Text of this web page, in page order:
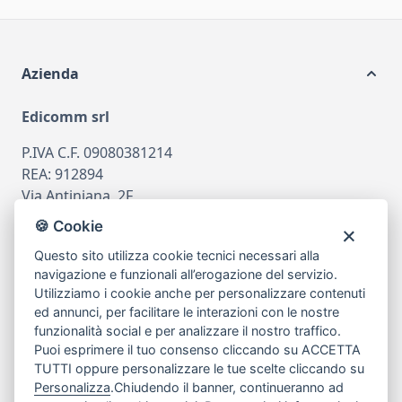
Azienda
Edicomm srl
P.IVA C.F. 09080381214
REA: 912894
Via Antiniana, 2F
80078 Pozzuoli
tel081.7515380
emailinfo@edicomm.it
Assistenza Clienti
Chi siamo
🍪 Cookie
Questo sito utilizza cookie tecnici necessari alla
navigazione e funzionali all’erogazione del servizio.
Utilizziamo i cookie anche per personalizzare contenuti
ed annunci, per facilitare le interazioni con le nostre
funzionalità social e per analizzare il nostro traffico.
Puoi esprimere il tuo consenso cliccando su ACCETTA
TUTTI oppure personalizzare le tue scelte cliccando su
Personalizza.Chiudendo il banner, continueranno ad